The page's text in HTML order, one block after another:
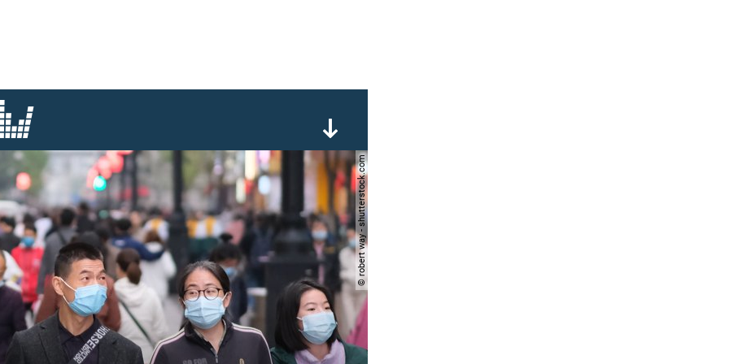
© robert way - shutterstock.com